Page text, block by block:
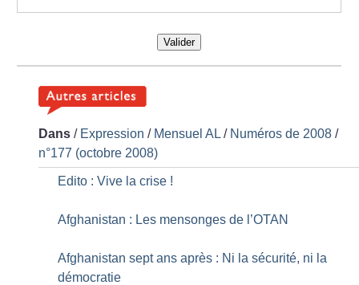
Valider
Dans / Expression / Mensuel AL / Numéros de 2008 /
n°177 (octobre 2008)
Edito : Vive la crise !
Afghanistan : Les mensonges de l’OTAN
Afghanistan sept ans après : Ni la sécurité, ni la
démocratie